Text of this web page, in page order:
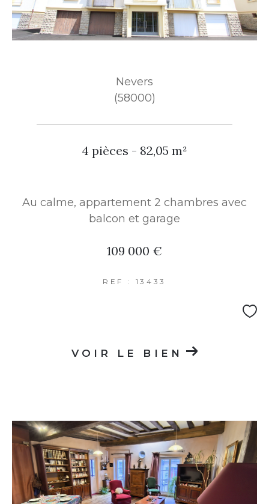
Nevers
(58000)
4 pièces - 82,05 m²
Au calme, appartement 2 chambres avec
balcon et garage
109 000 €
REF : 13433
VOIR LE BIEN